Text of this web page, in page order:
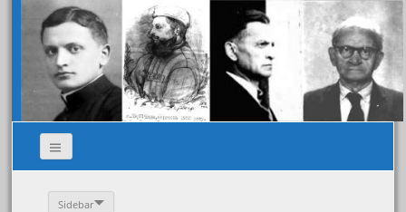
Sidebar